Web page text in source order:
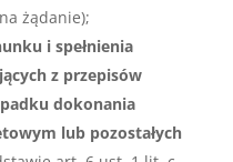
żądanie);
i spełnienia
z przepisów
dokonania
lub pozostałych